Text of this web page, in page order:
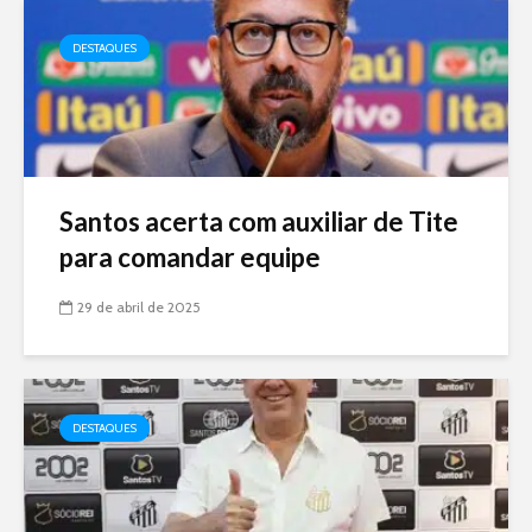
DESTAQUES
Santos acerta com auxiliar de Tite
para comandar equipe
29 de abril de 2025
DESTAQUES